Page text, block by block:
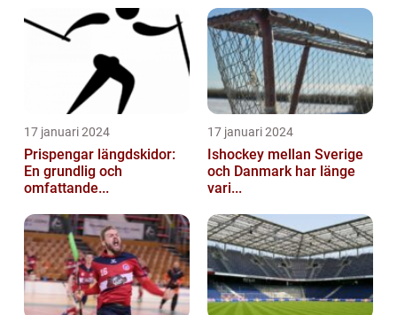
17 januari 2024
Prispengar längdskidor:
En grundlig och
omfattande...
17 januari 2024
Ishockey mellan Sverige
och Danmark har länge
vari...